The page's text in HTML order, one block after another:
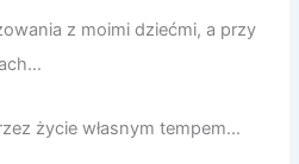
z moimi dziećmi, a przy
życie własnym tempem…